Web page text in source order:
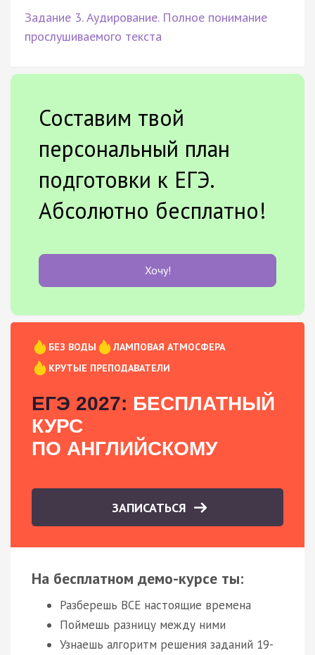
Задание 3. Аудирование. Полное понимание
прослушиваемого текста
Составим твой
персональный план
подготовки к ЕГЭ.
Абсолютно бесплатно!
Хочу!
БЕЗ ВОДЫ
ЛАМПОВАЯ АТМОСФЕРА
КРУТЫЕ ПРЕПОДАВАТЕЛИ
ЕГЭ 2027: БЕСПЛАТНЫЙ
КУРС
ПО АНГЛИЙСКОМУ
ЗАПИСАТЬСЯ
На бесплатном демо-курсе ты:
Разберешь ВСЕ настоящие времена
Поймешь разницу между ними
Узнаешь алгоритм решения заданий 19-